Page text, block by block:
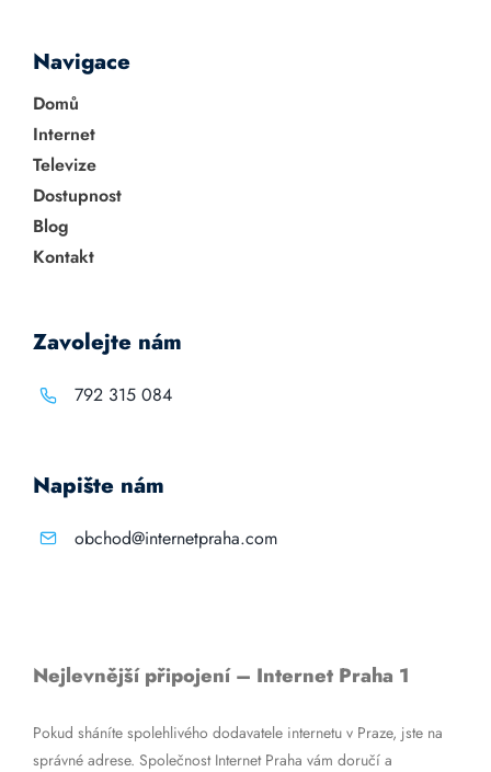
Navigace
Domů
Internet
Televize
Dostupnost
Blog
Kontakt
Zavolejte nám
792 315 084
Napište nám
obchod@internetpraha.com
Nejlevnější připojení – Internet Praha 1
Pokud sháníte spolehlivého dodavatele internetu v Praze, jste na
správné adrese. Společnost Internet Praha vám doručí a